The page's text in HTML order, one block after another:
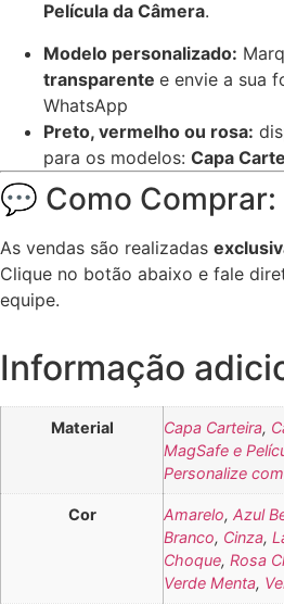
Película da Câmera.
Modelo personalizado:
transparente e envie a sua
WhatsApp
Preto, vermelho ou rosa:
para os modelos: Capa
💬 Como Comprar:
As vendas são realizadas
Clique no botão abaixo e fale
equipe.
Informação
Material Capa Carteira,
MagSafe e
Personalize
Cor Amarelo, Azul
Branco, Cinza,
Choque, Rosa
Verde Menta,